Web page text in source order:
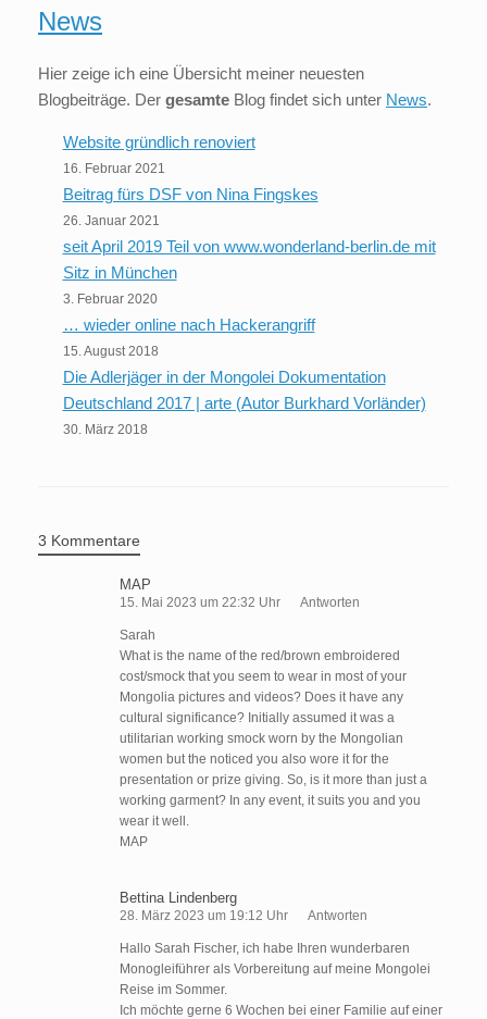
News
Hier zeige ich eine Übersicht meiner neuesten
Blogbeiträge. Der gesamte Blog findet sich unter News.
Website gründlich renoviert
16. Februar 2021
Beitrag fürs DSF von Nina Fingskes
26. Januar 2021
seit April 2019 Teil von www.wonderland-berlin.de mit
Sitz in München
3. Februar 2020
… wieder online nach Hackerangriff
15. August 2018
Die Adlerjäger in der Mongolei Dokumentation
Deutschland 2017 | arte (Autor Burkhard Vorländer)
30. März 2018
3 Kommentare
MAP
15. Mai 2023 um 22:32 Uhr Antworten
Sarah
What is the name of the red/brown embroidered
cost/smock that you seem to wear in most of your
Mongolia pictures and videos? Does it have any
cultural significance? Initially assumed it was a
utilitarian working smock worn by the Mongolian
women but the noticed you also wore it for the
presentation or prize giving. So, is it more than just a
working garment? In any event, it suits you and you
wear it well.
MAP
Bettina Lindenberg
28. März 2023 um 19:12 Uhr Antworten
Hallo Sarah Fischer, ich habe Ihren wunderbaren
Monogleiführer als Vorbereitung auf meine Mongolei
Reise im Sommer.
Ich möchte gerne 6 Wochen bei einer Familie auf einer